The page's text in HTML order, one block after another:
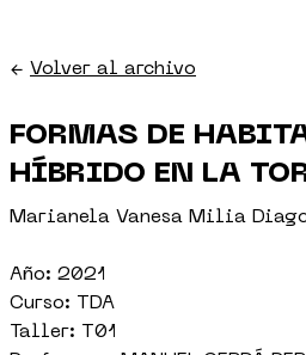
← Volver al archivo
FORMAS DE
HÍBRIDO EN LA
Marianela Vanesa Milia
Año: 2021
Curso: TDA
Taller: T01